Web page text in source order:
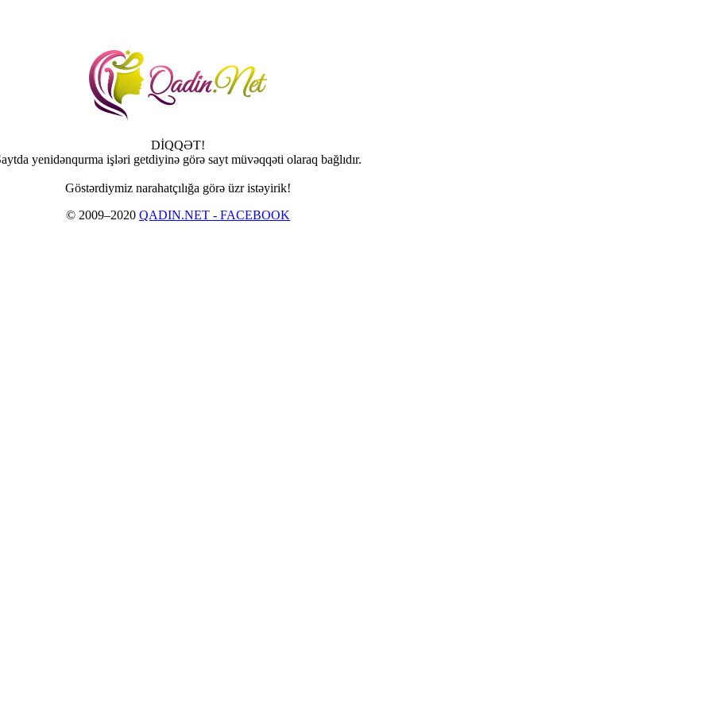
DİQQƏT!
yenidənqurma işləri getdiyinə görə sayt müvəqqəti olaraq bağlıdır.
Göstərdiymiz narahatçılığa görə üzr istəyirik!
© 2009–2020 QADIN.NET - FACEBOOK